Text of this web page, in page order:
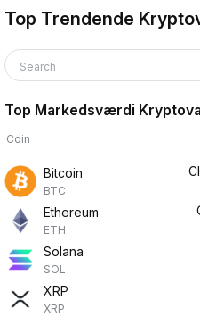
Top Trendende
Search
Top Markedsværdi
Coin
Bitcoin
BTC
Ethereum
ETH
Solana
SOL
XRP
XRP